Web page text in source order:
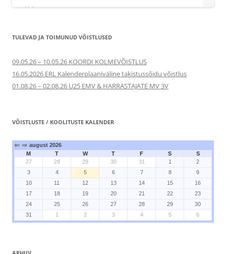
TULEVAD JA TOIMUNUD VÕISTLUSED
09.05.26 – 10.05.26 KOORDI KOLMEVÕISTLUS
16.05.2026 ERL Kalenderplaaniväline takistussõidu võistlus
01.08.26 – 02.08.26 U25 EMV & HARRASTAJATE MV 3V
VÕISTLUSTE / KOOLITUSTE KALENDER
⇐ ⇒ august 2026
M
T W T F S
S
27
28 29 30 31 1
2
3
4 5 6 7 8
9
10
11 12 13 14 15
16
17
18 19 20 21 22
23
24
25 26 27 28 29
30
31
1 2 3 4 5 6